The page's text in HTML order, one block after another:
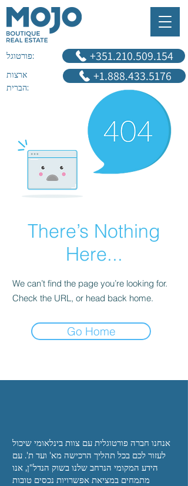
+1.888.433.5176
‎+351.210.509.154 פורטוגל:
ארצות
הברית:
There’s Nothing
Here...
We can’t find the page you’re looking for.
Check the URL, or head back home.
Go Home
אנחנו חברה פורטוגלית עם צוות בינלאומי שיכול
לעזור לכם בכל תהליך הרכישה מא' ועד ת'. עם
הידע המקומי הנרחב שלנו בשוק הנדל"ן, אנו
מתמחים במציאת אפשרויות נכסים טובות